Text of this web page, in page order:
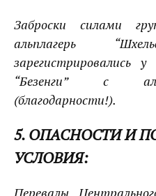
Заброски силами
альплагерь
зарегистрировались
“Безенги” с
(благодарности!).
5. ОПАСНОСТИ И
УСЛОВИЯ:
Перевалы